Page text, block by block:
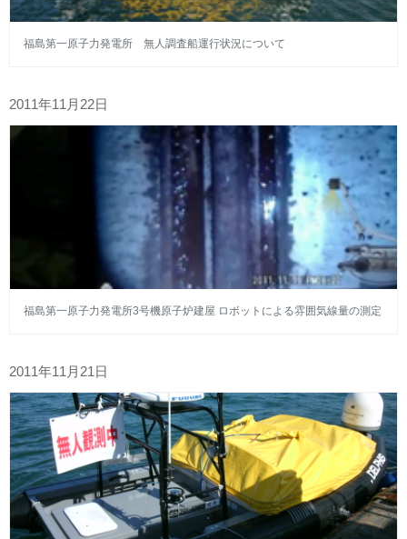
福島第一原子力発電所 無人調査船運行状況について
2011年11月22日
福島第一原子力発電所3号機原子炉建屋 ロボットによる雰囲気線量の測定
2011年11月21日